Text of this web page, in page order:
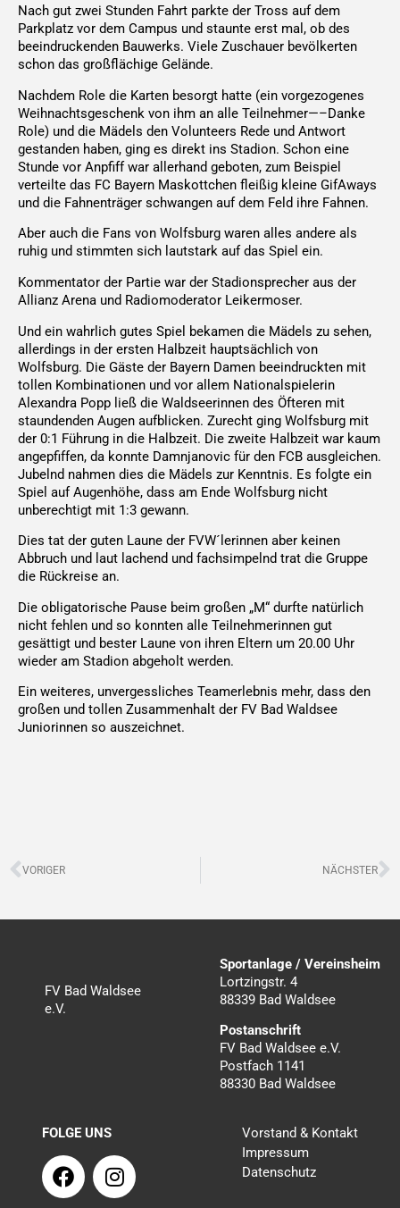
Nach gut zwei Stunden Fahrt parkte der Tross auf dem
Parkplatz vor dem Campus und staunte erst mal, ob des
beeindruckenden Bauwerks. Viele Zuschauer bevölkerten
schon das großflächige Gelände.
Nachdem Role die Karten besorgt hatte (ein vorgezogenes
Weihnachtsgeschenk von ihm an alle Teilnehmer—–Danke
Role) und die Mädels den Volunteers Rede und Antwort
gestanden haben, ging es direkt ins Stadion. Schon eine
Stunde vor Anpfiff war allerhand geboten, zum Beispiel
verteilte das FC Bayern Maskottchen fleißig kleine GifAways
und die Fahnenträger schwangen auf dem Feld ihre Fahnen.
Aber auch die Fans von Wolfsburg waren alles andere als
ruhig und stimmten sich lautstark auf das Spiel ein.
Kommentator der Partie war der Stadionsprecher aus der
Allianz Arena und Radiomoderator Leikermoser.
Und ein wahrlich gutes Spiel bekamen die Mädels zu sehen,
allerdings in der ersten Halbzeit hauptsächlich von
Wolfsburg. Die Gäste der Bayern Damen beeindruckten mit
tollen Kombinationen und vor allem Nationalspielerin
Alexandra Popp ließ die Waldseerinnen des Öfteren mit
staundenden Augen aufblicken. Zurecht ging Wolfsburg mit
der 0:1 Führung in die Halbzeit. Die zweite Halbzeit war kaum
angepfiffen, da konnte Damnjanovic für den FCB ausgleichen.
Jubelnd nahmen dies die Mädels zur Kenntnis. Es folgte ein
Spiel auf Augenhöhe, dass am Ende Wolfsburg nicht
unberechtigt mit 1:3 gewann.
Dies tat der guten Laune der FVW´lerinnen aber keinen
Abbruch und laut lachend und fachsimpelnd trat die Gruppe
die Rückreise an.
Die obligatorische Pause beim großen „M“ durfte natürlich
nicht fehlen und so konnten alle Teilnehmerinnen gut
gesättigt und bester Laune von ihren Eltern um 20.00 Uhr
wieder am Stadion abgeholt werden.
Ein weiteres, unvergessliches Teamerlebnis mehr, dass den
großen und tollen Zusammenhalt der FV Bad Waldsee
Juniorinnen so auszeichnet.
Zurück
VORIGER NÄCHSTER
FV Bad Waldsee
e.V.
Sportanlage / Vereinsheim
Lortzingstr. 4
88339 Bad Waldsee
Postanschrift
FV Bad Waldsee e.V.
Postfach 1141
88330 Bad Waldsee
FOLGE UNS
F
a
I
n
Vorstand & Kontakt
Impressum
Datenschutz